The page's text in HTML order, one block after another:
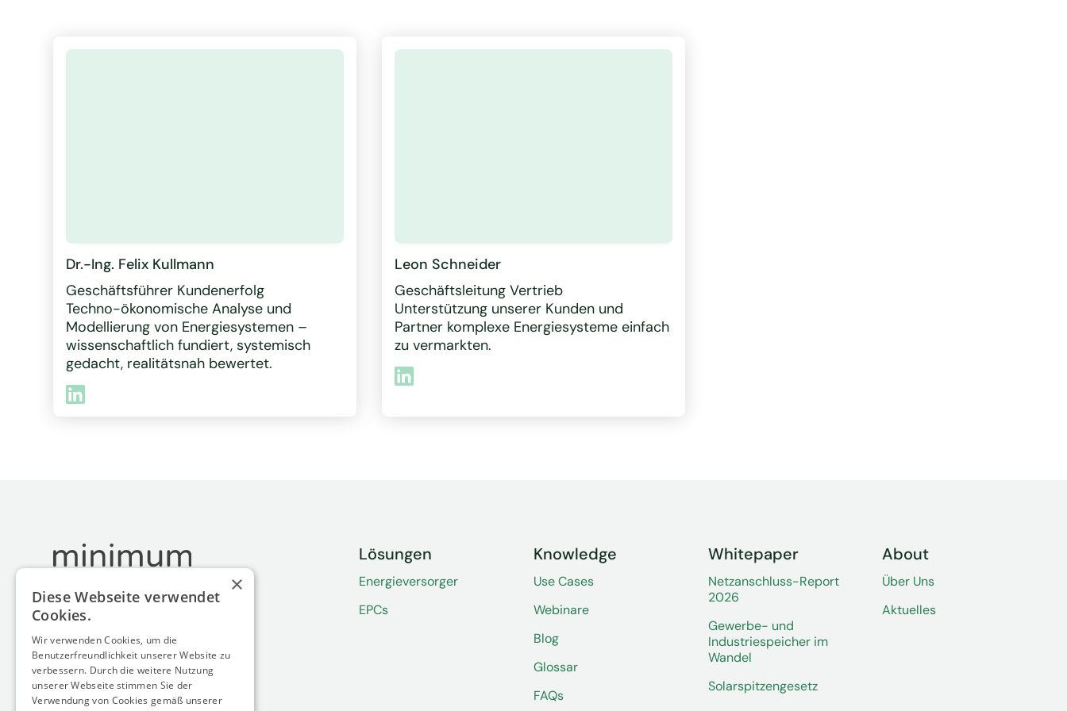
Dr.-Ing. Felix Kullmann
Geschäftsführer Kundenerfolg
Techno-ökonomische Analyse und
Modellierung von Energiesystemen –
wissenschaftlich fundiert, systemisch
gedacht, realitätsnah bewertet.
Leon Schneider
Geschäftsleitung Vertrieb
Unterstützung unserer Kunden und
Partner komplexe Energiesysteme einfach
zu vermarkten.
Siebengebirgsallee 60
50939 Köln
Germany
Lösungen
Energieversorger
EPCs
Knowledge
Use Cases
Webinare
Blog
Glossar
FAQs
Whitepaper
Netzanschluss-Report
2026
Gewerbe- und
Industriespeicher im
Wandel
Solarspitzengesetz
About
Über Uns
Aktuelles
×
Diese Webseite verwendet
Cookies.
Wir verwenden Cookies, um die
Benutzerfreundlichkeit unserer Website zu
verbessern. Durch die weitere Nutzung
unserer Webseite stimmen Sie der
Verwendung von Cookies gemäß unserer